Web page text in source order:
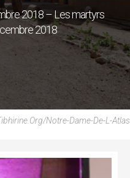
2018 – Les martyrs
2018
notre-Dame-De-L-Atlas